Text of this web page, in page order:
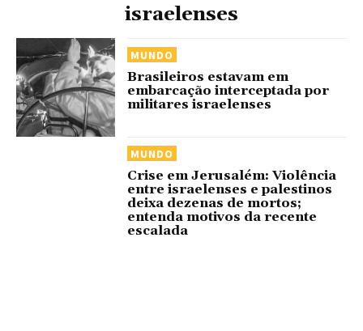
israelenses
MUNDO
Brasileiros estavam em
embarcação interceptada por
militares israelenses
MUNDO
Crise em Jerusalém: Violência
entre israelenses e palestinos
deixa dezenas de mortos;
entenda motivos da recente
escalada